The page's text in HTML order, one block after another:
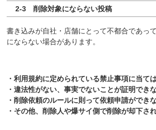
2-3 削除対象にならない投稿
書き込みが自社・店舗にとって不都合であっ
にならない場合があります。
・利用規約に定められている禁止事項に当て
・違法性がない、事実でないことが証明でき
・削除依頼のルールに則って依頼申請ができ
・その他、削除人や爆サイ側で削除が却下さ